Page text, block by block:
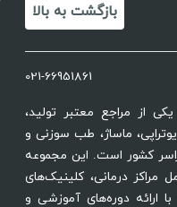
بازگشت به بالا
021-66951861
یکی از مراجع معتبر تولید،
ماساژ، طب سوزنی و
کشور است. این مجموعه
مراکز درمانی، کلینیک‌های
ارائه دوره‌های آموزشی و